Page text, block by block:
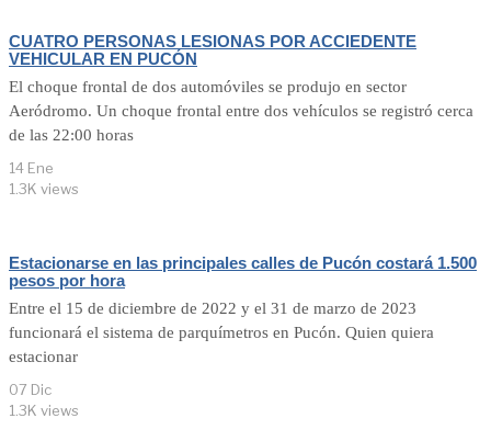
CUATRO PERSONAS LESIONAS POR ACCIEDENTE
VEHICULAR EN PUCÓN
El choque frontal de dos automóviles se produjo en sector
Aeródromo. Un choque frontal entre dos vehículos se registró cerca
de las 22:00 horas
14 Ene
1.3K views
Estacionarse en las principales calles de Pucón costará 1.500
pesos por hora
Entre el 15 de diciembre de 2022 y el 31 de marzo de 2023
funcionará el sistema de parquímetros en Pucón. Quien quiera
estacionar
07 Dic
1.3K views